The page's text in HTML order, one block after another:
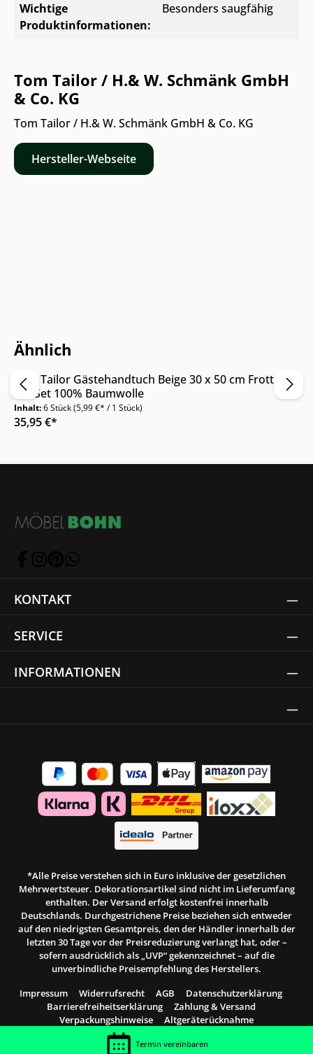
Wichtige
Produktinformationen:
Besonders saugfähig
Tom Tailor / H.& W. Schmänk GmbH
& Co. KG
Tom Tailor / H.& W. Schmänk GmbH & Co. KG
Hersteller-Webseite
Ähnlich
Nur Online erhältlich
Tom Tailor Gästehandtuch Beige 30 x 50 cm Frottier
6er Set 100% Baumwolle
Inhalt:6 Stück(5,99 €* / 1 Stück)
35,95 €*
KONTAKT
SERVICE
INFORMATIONEN
*Alle Preise verstehen sich in Euro inklusive der gesetzlichen
Mehrwertsteuer. Dekorationsartikel sind nicht im Lieferumfang
enthalten. Der Versand erfolgt kostenfrei innerhalb
Deutschlands. Durchgestrichene Preise beziehen sich entweder
auf den niedrigsten Gesamtpreis, den der Händler innerhalb der
letzten 30 Tage vor der Preisreduzierung verlangt hat, oder –
sofern ausdrücklich als „UVP“ gekennzeichnet – auf die
unverbindliche Preisempfehlung des Herstellers.
© 2026 Möbel Bohn
Impressum Widerrufsrecht AGB
Datenschutzerklärung
Barrierefreiheitserklärung
Zahlung & Versand
Verpackungshinweise
Altgeräterücknahme
Termin vereinbaren